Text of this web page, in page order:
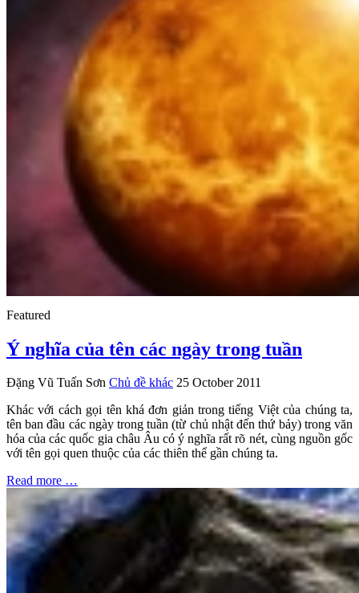
Featured
Ý nghĩa của tên các ngày trong tuần
Đặng Vũ Tuấn Sơn Chủ đề khác 25 October 2011
Khác với cách gọi tên khá đơn giản trong tiếng Việt của chúng ta,
tên ban đầu các ngày trong tuần (từ chủ nhật đến thứ bảy) trong văn
hóa của các quốc gia châu Âu có ý nghĩa rất rõ nét, cùng nguồn gốc
với tên gọi quen thuộc của các thiên thể gần chúng ta.
Read more …